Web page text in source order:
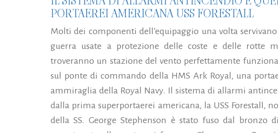
PORTAEREI AMERICANA USS FORESTALL
Molti dei componenti dell’equipaggio una volta
guerra usate a protezione delle coste e delle rotte
troveranno un stazione del vento perfettamente
sul ponte di commando della HMS Ark Royal, una
ammiraglia della Royal Navy. Il sistema di allarmi
dalla prima superportaerei americana, la USS Forestall,
della SS. George Stephenson è stato fuso dal bronzo